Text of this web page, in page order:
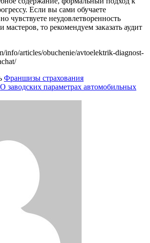
Если вы сами обучаете
чувствуете неудовлетворенность
мастеров, то рекомендуем заказать аудит
info/articles/obuchenie/avtoelektrik-diagnost-
Франшизы страхования
О заводских параметрах автомобильных